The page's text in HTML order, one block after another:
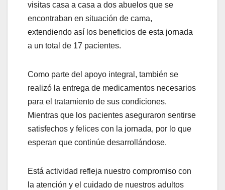
visitas casa a casa a dos abuelos que se
encontraban en situación de cama,
extendiendo así los beneficios de esta jornada
a un total de 17 pacientes.
Como parte del apoyo integral, también se
realizó la entrega de medicamentos necesarios
para el tratamiento de sus condiciones.
Mientras que los pacientes aseguraron sentirse
satisfechos y felices con la jornada, por lo que
esperan que continúe desarrollándose.
Está actividad refleja nuestro compromiso con
la atención y el cuidado de nuestros adultos